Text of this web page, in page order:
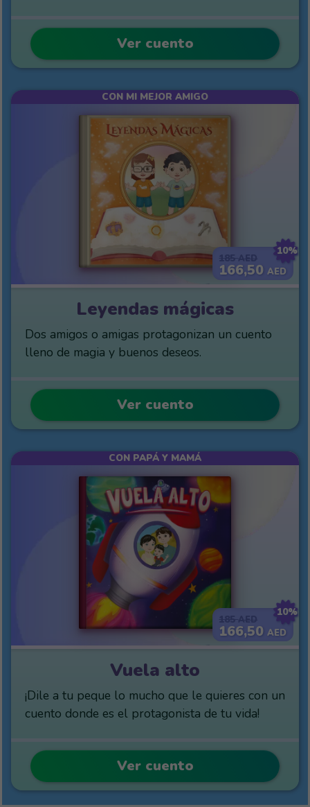
Ver cuento
10%
166,50AED
CON MI MEJOR AMIGO
Leyendas mágicas
Dos amigos o amigas protagonizan un cuento
lleno de magia y buenos deseos.
Ver cuento
10%
166,50AED
CON PAPÁ Y MAMÁ
Vuela alto
¡Dile a tu peque lo mucho que le quieres con un
cuento donde es el protagonista de tu vida!
Ver cuento